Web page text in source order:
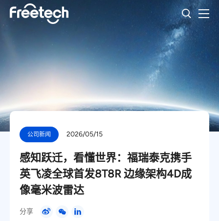
公司新闻 2026/05/15
感知跃迁，看懂世界：福瑞泰克携手
英飞凌全球首发8T8R 边缘架构4D成
像毫米波雷达
分享